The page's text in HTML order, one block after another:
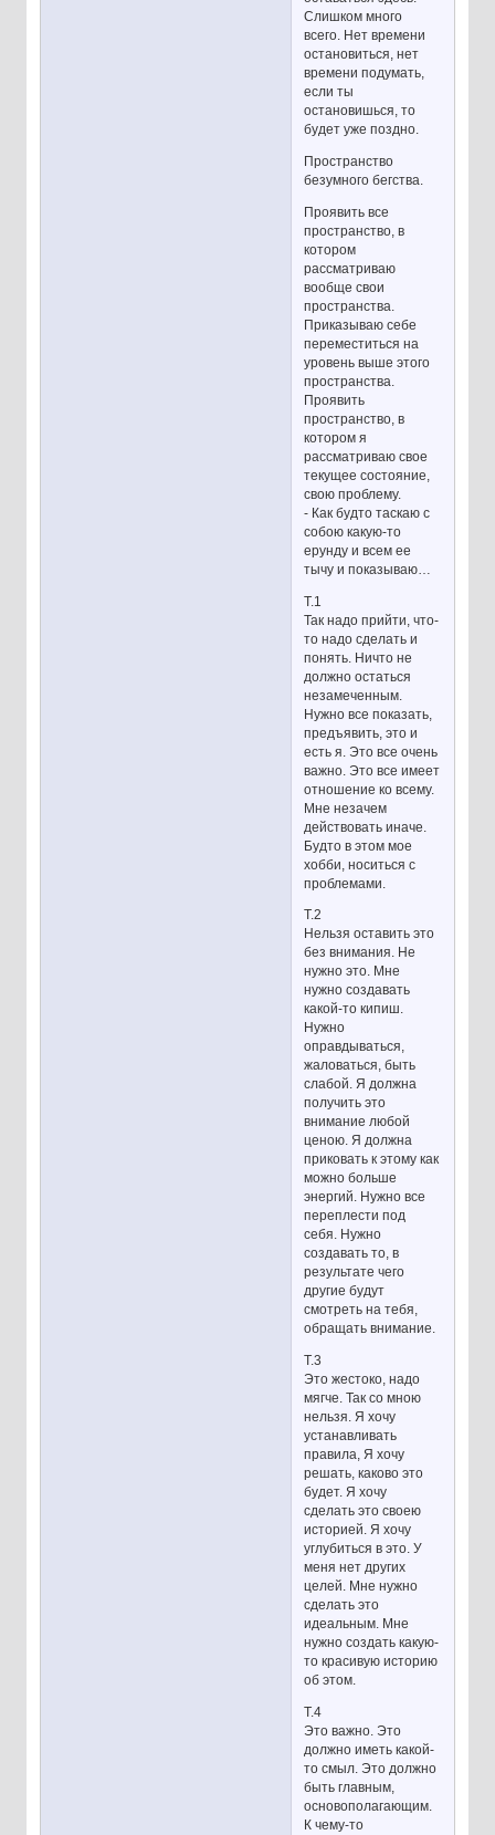
Слишком много
всего. Нет времени
остановиться, нет
времени подумать,
если ты
остановишься, то
будет уже поздно.
Пространство
безумного бегства.
Проявить все
пространство, в
котором
рассматриваю
вообще свои
пространства.
Приказываю себе
переместиться на
уровень выше этого
пространства.
Проявить
пространство, в
котором я
рассматриваю свое
текущее состояние,
свою проблему.
- Как будто таскаю с
собою какую-то
ерунду и всем ее
тычу и показываю…
Т.1
Так надо прийти, что-
то надо сделать и
понять. Ничто не
должно остаться
незамеченным.
Нужно все показать,
предъявить, это и
есть я. Это все очень
важно. Это все имеет
отношение ко всему.
Мне незачем
действовать иначе.
Будто в этом мое
хобби, носиться с
проблемами.
Т.2
Нельзя оставить это
без внимания. Не
нужно это. Мне
нужно создавать
какой-то кипиш.
Нужно
оправдываться,
жаловаться, быть
слабой. Я должна
получить это
внимание любой
ценою. Я должна
приковать к этому как
можно больше
энергий. Нужно все
переплести под
себя. Нужно
создавать то, в
результате чего
другие будут
смотреть на тебя,
обращать внимание.
Т.3
Это жестоко, надо
мягче. Так со мною
нельзя. Я хочу
устанавливать
правила, Я хочу
решать, каково это
будет. Я хочу
сделать это своею
историей. Я хочу
углубиться в это. У
меня нет других
целей. Мне нужно
сделать это
идеальным. Мне
нужно создать какую-
то красивую историю
об этом.
Т.4
Это важно. Это
должно иметь какой-
то смыл. Это должно
быть главным,
основополагающим.
К чему-то